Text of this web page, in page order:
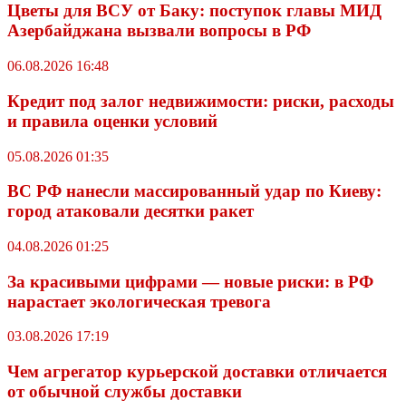
Цветы для ВСУ от Баку: поступок главы МИД
Азербайджана вызвали вопросы в РФ
06.08.2026 16:48
Кредит под залог недвижимости: риски, расходы
и правила оценки условий
05.08.2026 01:35
ВС РФ нанесли массированный удар по Киеву:
город атаковали десятки ракет
04.08.2026 01:25
За красивыми цифрами — новые риски: в РФ
нарастает экологическая тревога
03.08.2026 17:19
Чем агрегатор курьерской доставки отличается
от обычной службы доставки